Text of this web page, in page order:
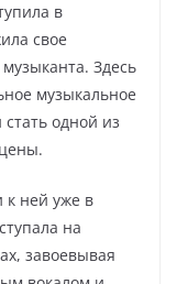
в
свое
Здесь
музыкальное
одной из
ней уже в
на
завоевывая